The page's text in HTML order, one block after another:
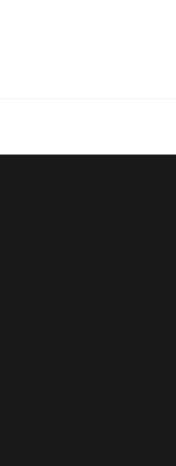
sobre